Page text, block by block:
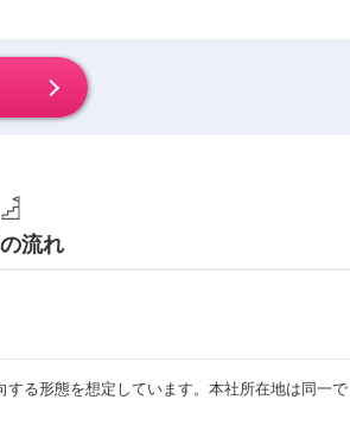
流れ
る形態を想定しています。本社所在地は同一で